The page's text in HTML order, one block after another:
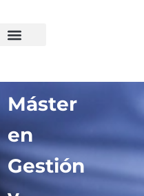
Máster
en
Gestión